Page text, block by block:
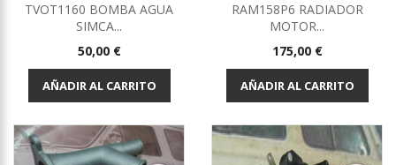
TVOT1160 BOMBA AGUA
SIMCA...
Precio
50,00 €
AÑADIR AL CARRITO
RAM158P6 RADIADOR
MOTOR...
Precio
175,00 €
AÑADIR AL CARRITO